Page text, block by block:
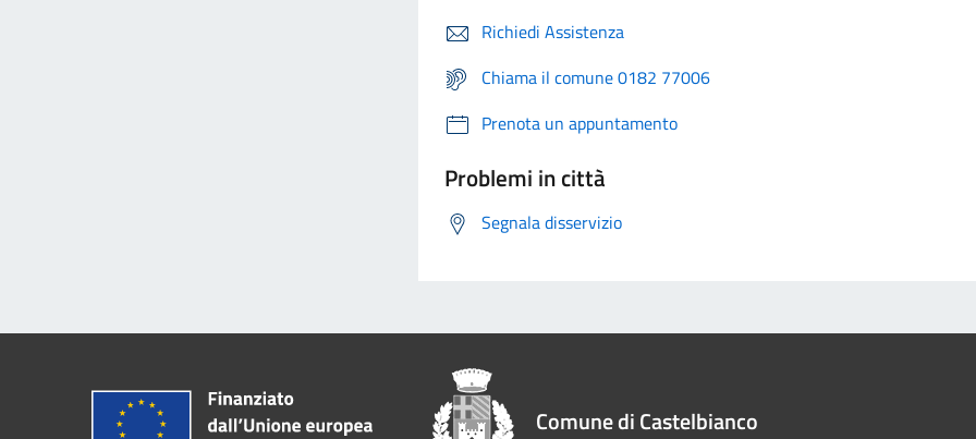
Richiedi Assistenza
Chiama il comune 0182 77006
Prenota un appuntamento
Problemi in città
Segnala disservizio
Comune di Castelbianco